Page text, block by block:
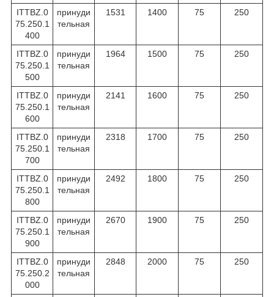
ITTBZ.0
75.250.1
400
принуди
тельная
1531 1400 75 250
ITTBZ.0
75.250.1
500
принуди
тельная
1964 1500 75 250
ITTBZ.0
75.250.1
600
принуди
тельная
2141 1600 75 250
ITTBZ.0
75.250.1
700
принуди
тельная
2318 1700 75 250
ITTBZ.0
75.250.1
800
принуди
тельная
2492 1800 75 250
ITTBZ.0
75.250.1
900
принуди
тельная
2670 1900 75 250
ITTBZ.0
75.250.2
000
принуди
тельная
2848 2000 75 250